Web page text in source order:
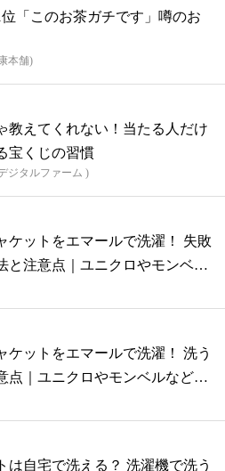
「このお茶ガチです」噂のお
本舗)
教えてくれない！当たる人だけ
宝くじの習慣
ジタルファーム )
ケットをエマールで洗濯！ 失敗
と注意点｜ユニクロやモンベル
ケットをエマールで洗濯！ 洗う
点｜ユニクロやモンベルなどの
は自宅で洗える？ 洗濯機で洗う